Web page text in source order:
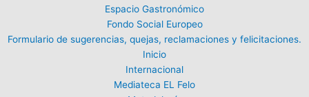
Espacio Gastronómico
Fondo Social Europeo
Formulario de sugerencias, quejas, reclamaciones y felicitaciones.
Inicio
Internacional
Mediateca EL Felo